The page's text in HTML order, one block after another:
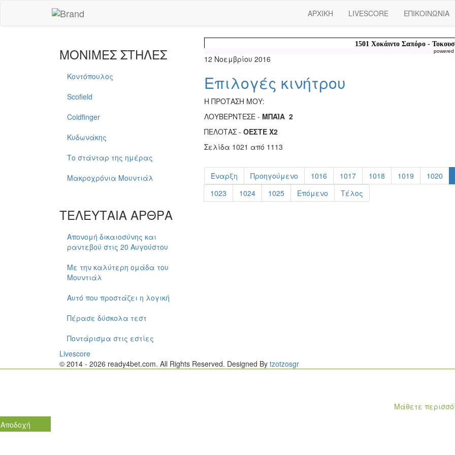
ΑΡΧΙΚΗ LIVESCORE ΕΠΙΚΟΙΝΩΝΙΑ
powered
12 Νοεμβρίου 2016
Επιλογές κινήτρου
Η ΠΡΟΤΑΣΗ ΜΟΥ:
ΛΟΥΒΕΡΝΤΕΣΕ - ΜΠΑΪΑ 2
ΠΕΛΟΤΑΣ - ΟΕΣΤΕ Χ2
Σελίδα 1021 από 1113
Έναρξη Προηγούμενο 1016 1017 1018 1019 1020
1023
1024 1025 Επόμενο Τέλος
ΜΟΝΙΜΕΣ ΣΤΗΛΕΣ
Κοντόπουλος
Scofield
Coldfinger
Κυδωνάκης
Το στάνταρ της ημέρας
Μακροχρόνια Μουντιάλ
ΤΕΛΕΥΤΑΙΑ ΑΡΘΡΑ
Απονομή δικαιοσύνης και
ραντεβού στις 20 Αυγούστου
Με την καλύτερη ομάδα του
Μουντιάλ
Αυτό που προστάζει η λογική
Πέρασε δύσκολα τεστ
Ποντάρισμα στις εστίες
Livescore
© 2014 - 2026 ready4bet.com. All Rights Reserved. Designed By tzotzosgr
Μάθετε
Αποδοχή